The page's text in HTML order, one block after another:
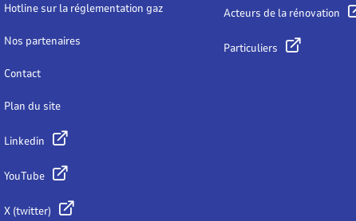
Hotline sur la réglementation gaz
Nos partenaires
Contact
Plan du site
Linkedin
YouTube
X (twitter)
Acteurs de la rénovation
Particuliers